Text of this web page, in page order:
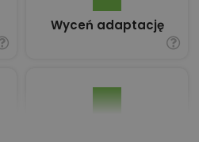
Wyceń adaptację